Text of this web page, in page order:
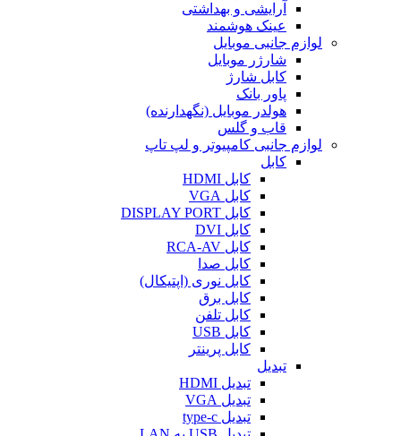
آرایشی و بهداشتی
عینک هوشمند
لوازم جانبی موبایل
شارژر موبایل
کابل شارژ
پاور بانک
هولدر موبایل (نگهدارنده)
قاب و گلس
لوازم جانبی کامپیوتر و لپ تاپ
کابل
کابل HDMI
کابل VGA
کابل DISPLAY PORT
کابل DVI
کابل RCA-AV
کابل صدا
کابل نوری (اپتیکال)
کابل برق
کابل تلفن
کابل USB
کابل پرینتر
تبدیل
تبدیل HDMI
تبدیل VGA
تبدیل type-c